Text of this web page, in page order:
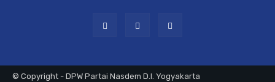
© Copyright - DPW Partai Nasdem D.I. Yogyakarta